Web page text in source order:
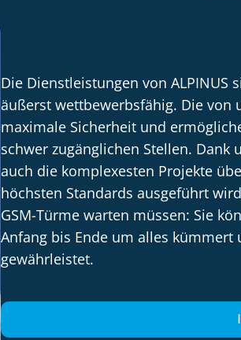
Die Dienstleistungen von
äußerst wettbewerbsfähig. Die von
maximale Sicherheit und
schwer zugänglichen Stellen.
auch die komplexesten Projekte
höchsten Standards ausgeführt
GSM-Türme warten müssen: Sie
Anfang bis Ende um alles
gewährleistet.